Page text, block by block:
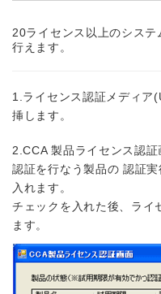
20ライセンス以上のシス
行えます。
1.ライセンス認証メディア
挿します。
2.CCA 製品ライセンス認
認証を行なう製品の 認証
入れます。
チェックを入れた後、ライ
ます。